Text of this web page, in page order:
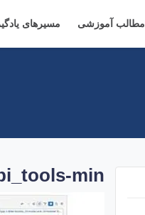
مطالب آموزشی مسیرهای
min